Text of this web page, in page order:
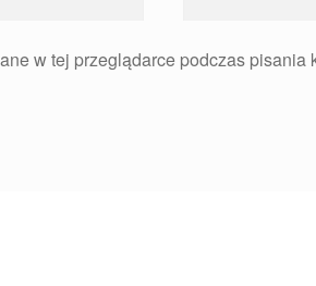
w tej przeglądarce podczas pisania